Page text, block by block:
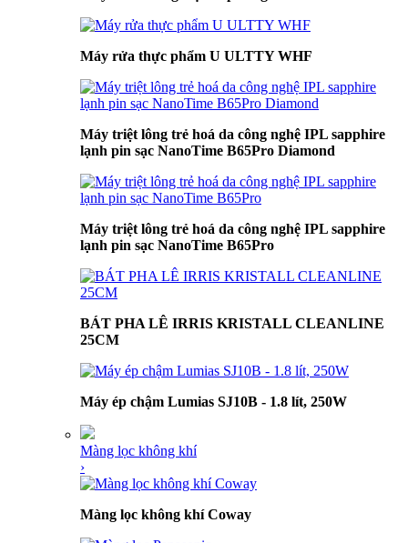
Máy rửa thực phẩm U ULTTY WHF
Máy triệt lông trẻ hoá da công nghệ IPL sapphire
lạnh pin sạc NanoTime B65Pro Diamond
Máy triệt lông trẻ hoá da công nghệ IPL sapphire
lạnh pin sạc NanoTime B65Pro
BÁT PHA LÊ IRRIS KRISTALL CLEANLINE
25CM
Máy ép chậm Lumias SJ10B - 1.8 lít, 250W
Màng lọc không khí
›
Màng lọc không khí Coway